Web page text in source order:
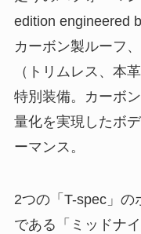
edition engineered
カーボン製ルーフ
（トリムレス、本
特別装備。カーボ
量化を実現したボ
ーマンス。
2つの「T-spec」
である「ミッドナ